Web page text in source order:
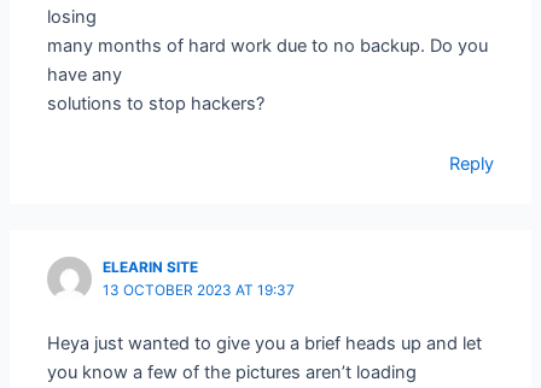
losing
many months of hard work due to no backup. Do you
have any
solutions to stop hackers?
Reply
ELEARIN SITE
13 OCTOBER 2023 AT 19:37
Heya just wanted to give you a brief heads up and let
you know a few of the pictures aren’t loading